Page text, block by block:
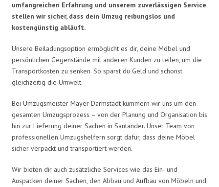
umfangreichen Erfahrung und unserem zuverlässigen Service
stellen wir sicher, dass dein Umzug reibungslos und
kostengünstig abläuft.
Unsere Beiladungsoption ermöglicht es dir, deine Möbel und
persönlichen Gegenstände mit anderen Kunden zu teilen, um die
Transportkosten zu senken. So sparst du Geld und schonst
gleichzeitig die Umwelt.
Bei Umzugsmeister Mayer Darmstadt kümmern wir uns um den
gesamten Umzugsprozess – von der Planung und Organisation bis
hin zur Lieferung deiner Sachen in Santander. Unser Team von
professionellen Umzugshelfern sorgt dafür, dass deine Möbel
sicher verpackt und transportiert werden.
Wir bieten dir auch zusätzliche Services wie das Ein- und
Auspacken deiner Sachen, den Abbau und Aufbau von Möbeln und